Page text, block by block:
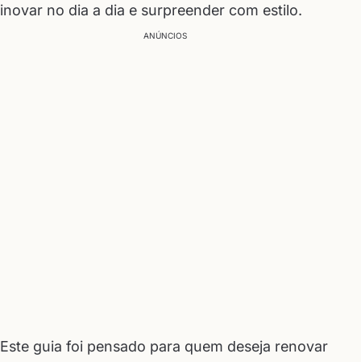
inovar no dia a dia e surpreender com estilo.
ANÚNCIOS
Este guia foi pensado para quem deseja renovar